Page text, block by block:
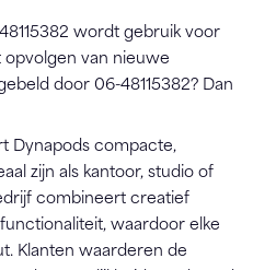
wordt gebruik voor
van nieuwe
door 06-48115382? Dan
Dynapods compacte,
zijn als kantoor, studio of
combineert creatief
waardoor elke
Klanten waarderen de